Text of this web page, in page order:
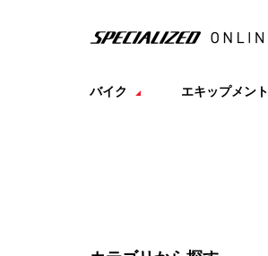
バイク エキップメント